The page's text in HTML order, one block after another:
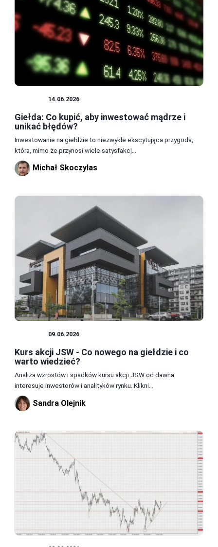
14.06.2026
Giełda: Co kupić, aby inwestować mądrze i
unikać błędów?
Inwestowanie na giełdzie to niezwykle ekscytująca przygoda,
która, mimo że przynosi wiele satysfakcj...
Michał Skoczylas
09.06.2026
Kurs akcji JSW - Co nowego na giełdzie i co
warto wiedzieć?
Analiza wzrostów i spadków kursu akcji JSW od dawna
interesuje inwestorów i analityków rynku. Klikni...
Sandra Olejnik